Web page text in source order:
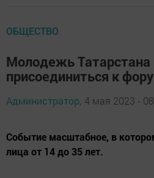
ОБЩЕСТВО
Молодежь
присоединиться к
Администратор, 4 мая 2023 -
Событие масштабное, в
лица от 14 до 35 лет.